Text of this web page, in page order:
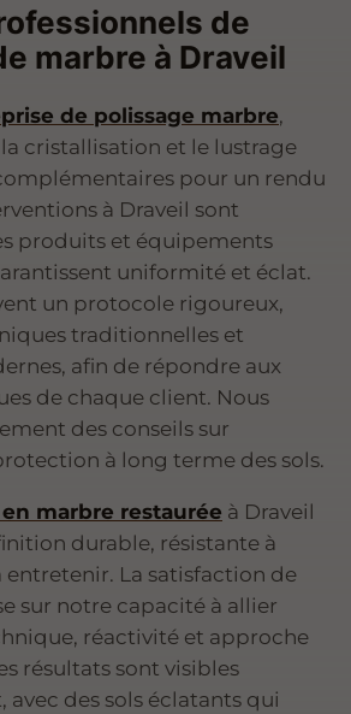
de
marbre à Draveil
de polissage marbre,
cristallisation et le lustrage
pour un rendu
à Draveil sont
produits et équipements
uniformité et éclat.
un protocole rigoureux,
traditionnelles et
afin de répondre aux
de chaque client. Nous
des conseils sur
à long terme des sols.
marbre restaurée à Draveil
durable, résistante à
entretenir. La satisfaction de
sur notre capacité à allier
réactivité et approche
résultats sont visibles
des sols éclatants qui